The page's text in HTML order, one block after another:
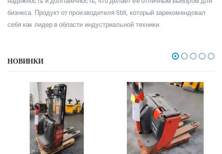
бизнеса. Продукт от производителя Still, который зарекомендовал
себя как лидер в области индустриальной техники.
НОВИНКИ